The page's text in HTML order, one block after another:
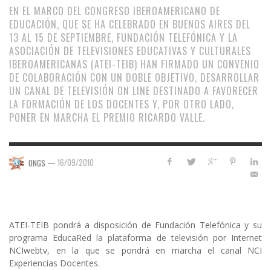
EN EL MARCO DEL CONGRESO IBEROAMERICANO DE
EDUCACIÓN, QUE SE HA CELEBRADO EN BUENOS AIRES DEL
13 AL 15 DE SEPTIEMBRE, FUNDACIÓN TELEFÓNICA Y LA
ASOCIACIÓN DE TELEVISIONES EDUCATIVAS Y CULTURALES
IBEROAMERICANAS (ATEI-TEIB) HAN FIRMADO UN CONVENIO
DE COLABORACIÓN CON UN DOBLE OBJETIVO, DESARROLLAR
UN CANAL DE TELEVISIÓN ON LINE DESTINADO A FAVORECER
LA FORMACIÓN DE LOS DOCENTES Y, POR OTRO LADO,
PONER EN MARCHA EL PREMIO RICARDO VALLE.
ONGS — 16/09/2010
ATEI-TEIB pondrá a disposición de Fundación Telefónica y su
programa EducaRed la plataforma de televisión por Internet
NCIwebtv, en la que se pondrá en marcha el canal NCI
Experiencias Docentes.